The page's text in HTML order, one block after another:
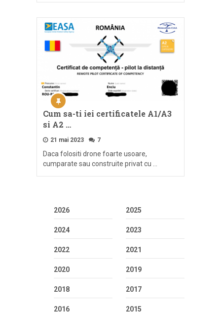
Cum sa-ti iei certificatele A1/A3
si A2 …
21 mai 2023 7
Daca folositi drone foarte usoare,
cumparate sau construite privat cu …
2026 2025
2024 2023
2022 2021
2020 2019
2018 2017
2016 2015